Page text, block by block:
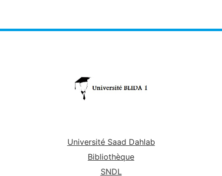
Université Saad Dahlab
Bibliothèque
SNDL